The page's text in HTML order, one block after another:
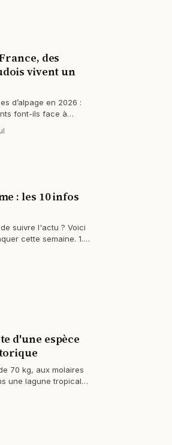
des
vivent un
d’alpage en 2026 :
font-ils face à
: les 10 infos
suivre l'actu ? Voici
cette semaine. 1.Le
d'une espèce
70 kg, aux molaires
une lagune tropicale il